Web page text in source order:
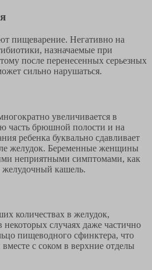
пищеварение. Негативно на
назначаемые при
после перенесенных серьезных
сильно нарушаться.
увеличивается в
часть брюшной полости и на
ребенка буквально сдавливает
желудок. Беременные женщины
неприятными симптомами, как
желудочный кашель.
количествах в желудок,
некоторых случаях даже частично
пищеводного сфинктера, что
с соком в верхние отделы